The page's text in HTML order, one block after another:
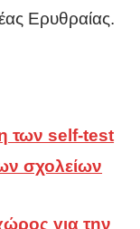
Ερυθραίας.
των self-test
σχολείων
για την